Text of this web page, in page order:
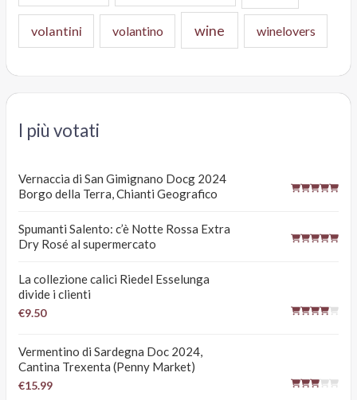
volantini volantino wine winelovers
I più votati
Vernaccia di San Gimignano Docg 2024
Borgo della Terra, Chianti Geografico
Spumanti Salento: c’è Notte Rossa Extra
Dry Rosé al supermercato
La collezione calici Riedel Esselunga
divide i clienti
€9.50
Vermentino di Sardegna Doc 2024,
Cantina Trexenta (Penny Market)
€15.99